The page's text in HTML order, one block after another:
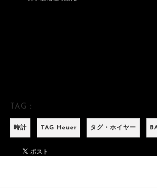
TAG：
時計 TAG Heuer タグ・ホイヤー